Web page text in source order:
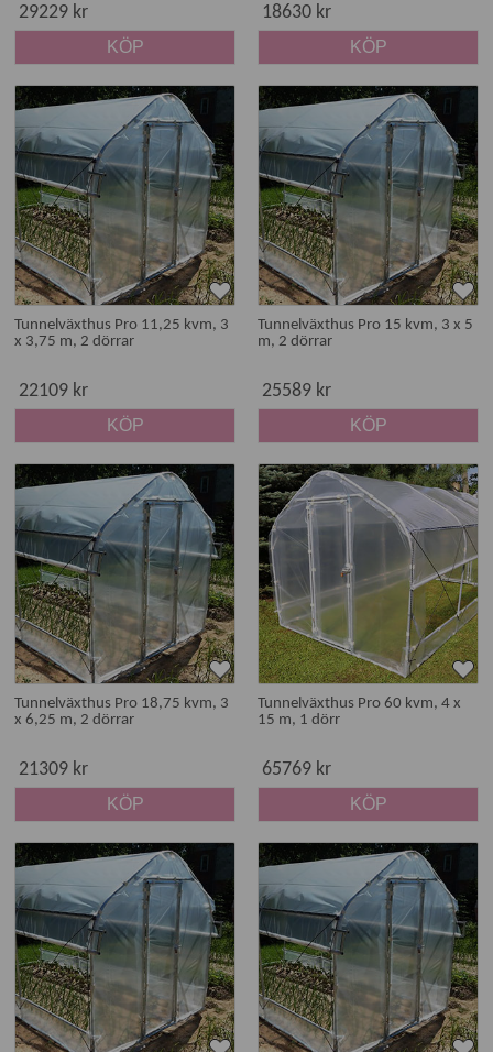
29229 kr
KÖP
18630 kr
KÖP
Tunnelväxthus Pro 11,25 kvm, 3
x 3,75 m, 2 dörrar
22109 kr
KÖP
Tunnelväxthus Pro 15 kvm, 3 x 5
m, 2 dörrar
25589 kr
KÖP
Tunnelväxthus Pro 18,75 kvm, 3
x 6,25 m, 2 dörrar
21309 kr
KÖP
Tunnelväxthus Pro 60 kvm, 4 x
15 m, 1 dörr
65769 kr
KÖP